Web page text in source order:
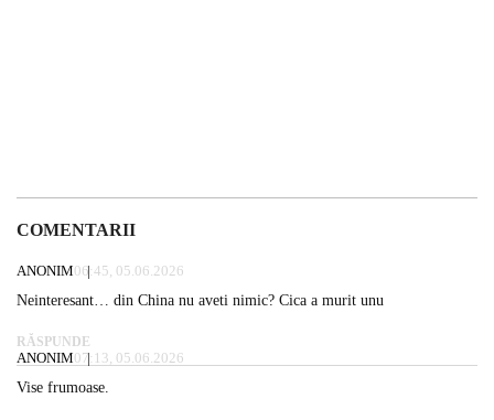
COMENTARII
ANONIM06:45, 05.06.2026
Neinteresant… din China nu aveti nimic? Cica a murit unu
RĂSPUNDE
ANONIM07:13, 05.06.2026
Vise frumoase.